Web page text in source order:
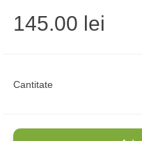
Cantitate
145.00 lei